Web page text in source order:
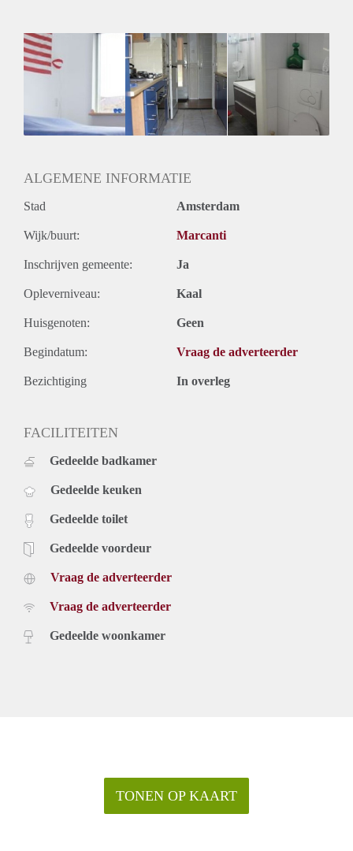
Gedeelde Douche: Ja
Gedeelde woonkamer: Ja
ALGEMENE INFORMATIE
Stad Amsterdam
Wijk/buurt: Marcanti
Inschrijven gemeente: Ja
Opleverniveau: Kaal
Huisgenoten: Geen
Begindatum: Vraag de adverteerder
Bezichtiging In overleg
FACILITEITEN
Gedeelde badkamer
Gedeelde keuken
Gedeelde toilet
Gedeelde voordeur
Vraag de adverteerder
Vraag de adverteerder
Gedeelde woonkamer
TONEN OP KAART